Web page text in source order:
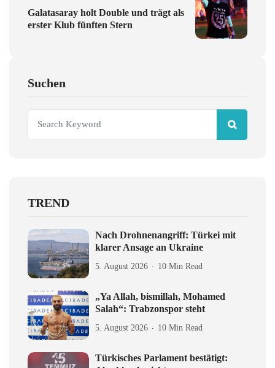
Galatasaray holt Double und trägt als
erster Klub fünften Stern
Suchen
TREND
Nach Drohnenangriff: Türkei mit
klarer Ansage an Ukraine
5. August 2026 10 Min Read
„Ya Allah, bismillah, Mohamed
Salah“: Trabzonspor steht
5. August 2026 10 Min Read
Türkisches Parlament bestätigt: